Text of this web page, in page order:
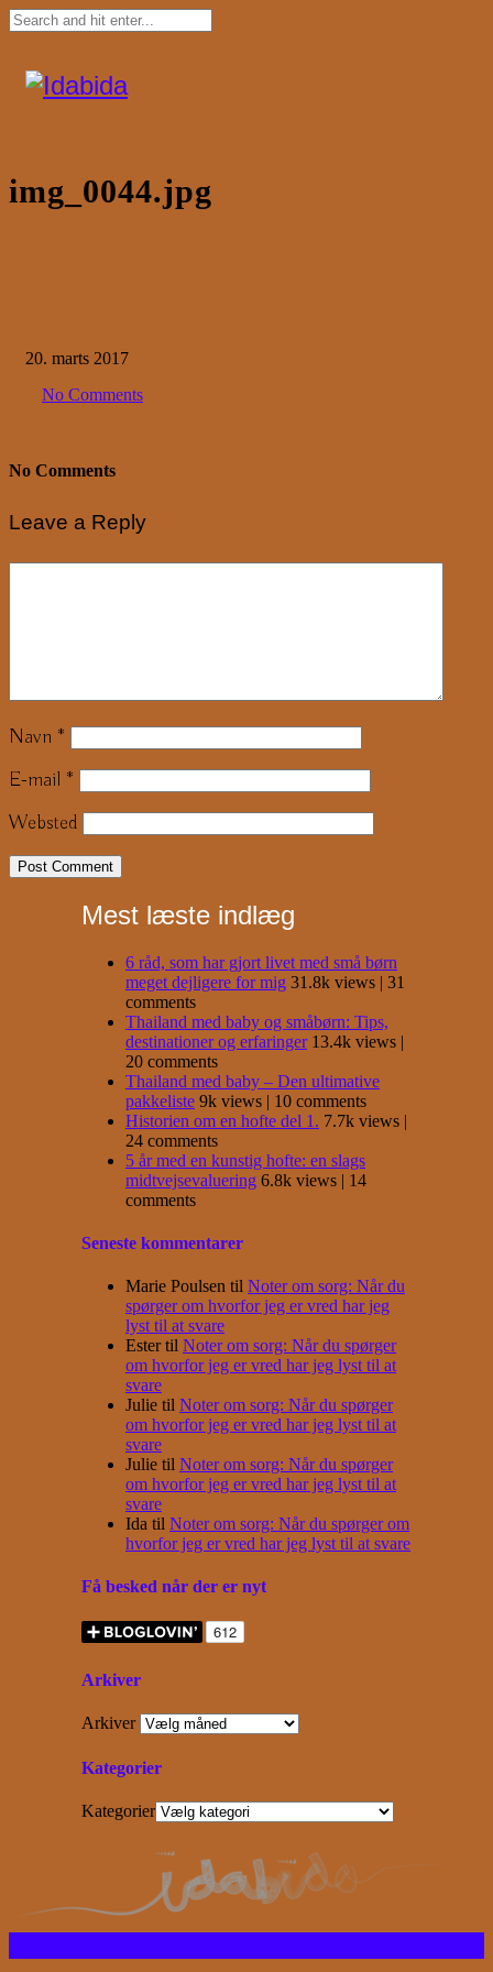
img_0044.jpg
20. marts 2017
No Comments
No Comments
Leave a Reply
Navn *
E-mail *
Websted
Mest læste indlæg
6 råd, som har gjort livet med små børn
meget dejligere for mig 31.8k views | 31
comments
Thailand med baby og småbørn: Tips,
destinationer og erfaringer 13.4k views |
20 comments
Thailand med baby – Den ultimative
pakkeliste 9k views | 10 comments
Historien om en hofte del 1. 7.7k views |
24 comments
5 år med en kunstig hofte: en slags
midtvejsevaluering 6.8k views | 14
comments
Seneste kommentarer
Marie Poulsen til Noter om sorg: Når du
spørger om hvorfor jeg er vred har jeg
lyst til at svare
Estertil Noter om sorg: Når du spørger
om hvorfor jeg er vred har jeg lyst til at
svare
Julie til Noter om sorg: Når du spørger
om hvorfor jeg er vred har jeg lyst til at
svare
Julie til Noter om sorg: Når du spørger
om hvorfor jeg er vred har jeg lyst til at
svare
Ida til Noter om sorg: Når du spørger om
hvorfor jeg er vred har jeg lyst til at svare
Få besked når der er nyt
Arkiver
Arkiver
Kategorier
Kategorier